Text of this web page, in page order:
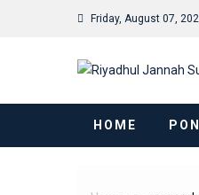
Friday, August 07,
HOME